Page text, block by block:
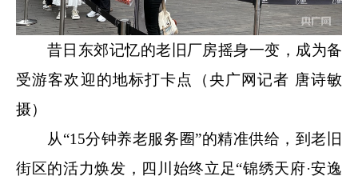
昔日东郊记忆的老旧厂房摇身一变，成为备
受游客欢迎的地标打卡点（央广网记者 唐诗敏
摄）
从“15分钟养老服务圈”的精准供给，到老旧
街区的活力焕发，四川始终立足“锦绣天府·安逸